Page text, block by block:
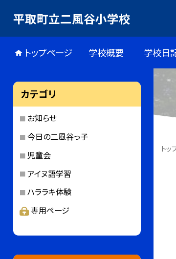
平取町立二風谷小学校
トップページ 学校概要 学校日
トッ
カテゴリ
お知らせ
今日の二風谷っ子
児童会
アイヌ語学習
ハララキ体験
専用ページ